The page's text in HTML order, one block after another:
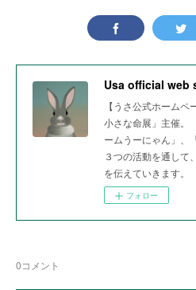
Usa official web
【うさ公式ホーム
小さな命展」主催。
ームうーにゃん」、
３つの活動を通して
を伝えていきます。
フォロー
0コメント